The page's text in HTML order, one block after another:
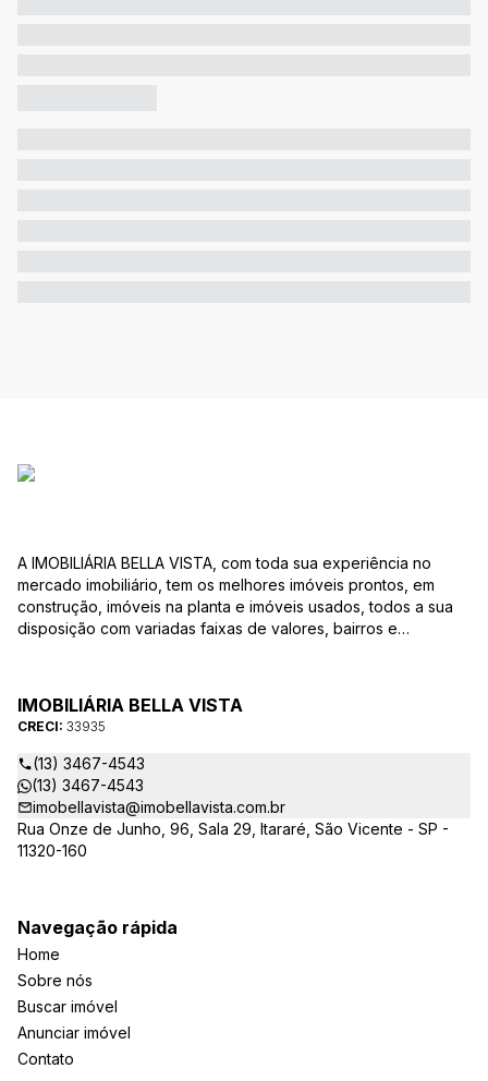
A IMOBILIÁRIA BELLA VISTA, com toda sua experiência no
mercado imobiliário, tem os melhores imóveis prontos, em
construção, imóveis na planta e imóveis usados, todos a sua
disposição com variadas faixas de valores, bairros e
ao CRECI-EE – estarão sempre prontos para responder-lhe
todas as suas dúvidas sobre casas, apartamentos, terrenos,
salas comerciais e outros produtos imobiliários.
IMOBILIÁRIA BELLA VISTA
CRECI: 33935
(13) 3467-4543
(13) 3467-4543
imobellavista@imobellavista.com.br
Rua Onze de Junho, 96, Sala 29, Itararé, São Vicente - SP -
11320-160
Navegação rápida
Home
Sobre nós
Buscar imóvel
Anunciar imóvel
Contato